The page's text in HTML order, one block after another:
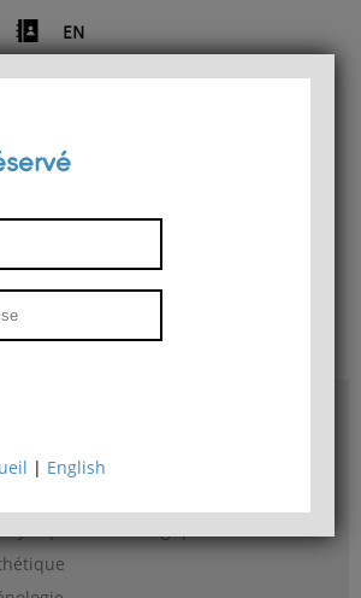
EN
philosophie
Département de philosophie
| English